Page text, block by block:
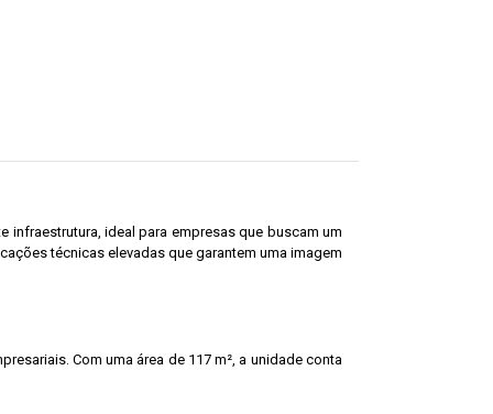
infraestrutura, ideal para empresas que buscam um
técnicas elevadas que garantem uma imagem
Com uma área de 117 m², a unidade conta